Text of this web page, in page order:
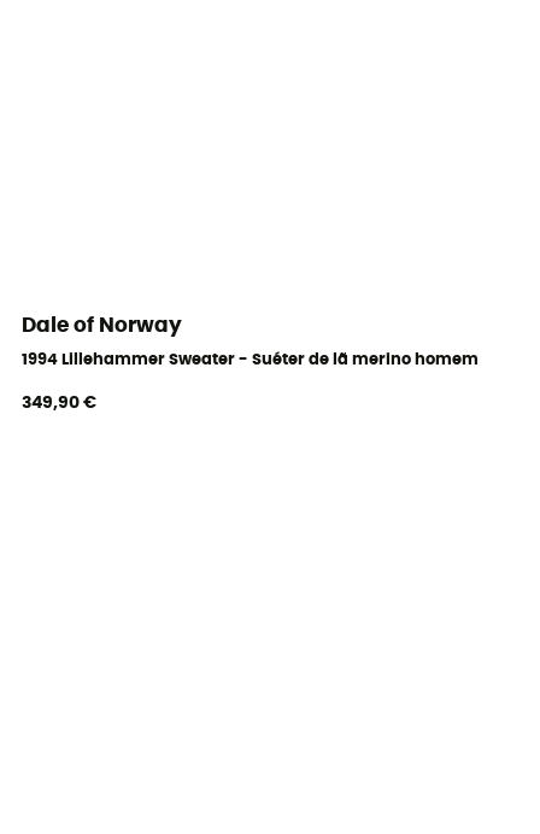
Dale of Norway
1994 Lillehammer Sweater - Suéter de lã merino homem
349,90 €